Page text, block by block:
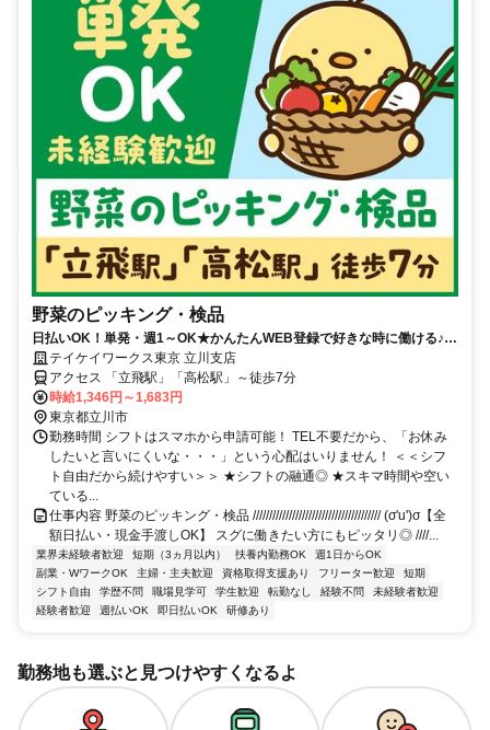
野菜のピッキング・検品
日払いOK！単発・週1～OK★かんたんWEB登録で好きな時に働ける♪お
友達との応募歓迎！
テイケイワークス東京 立川支店
アクセス 「立飛駅」「高松駅」～徒歩7分
時給1,346円～1,683円
東京都立川市
勤務時間 シフトはスマホから申請可能！ TEL不要だから、「お休み
したいと言いにくいな・・・」という心配はいりません！ ＜＜シフ
ト自由だから続けやすい＞＞ ★シフトの融通◎ ★スキマ時間や空い
ている...
仕事内容 野菜のピッキング・検品 /////////////////////////////////////// (σ'u')σ【全
額日払い・現金手渡しOK】 スグに働きたい方にもピッタリ◎ ////...
業界未経験者歓迎 短期（3ヵ月以内） 扶養内勤務OK
週1日からOK
副業・WワークOK
主婦・主夫歓迎 資格取得支援あり フリーター歓迎
短期
シフト自由
学歴不問 職場見学可 学生歓迎 転勤なし 経験不問
未経験者歓迎
経験者歓迎
週払いOK 即日払いOK 研修あり
勤務地も選ぶと見つけやすくなるよ